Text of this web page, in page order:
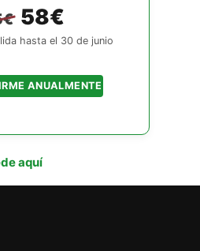
58€
hasta el 30 de junio
ANUALMENTE
aquí